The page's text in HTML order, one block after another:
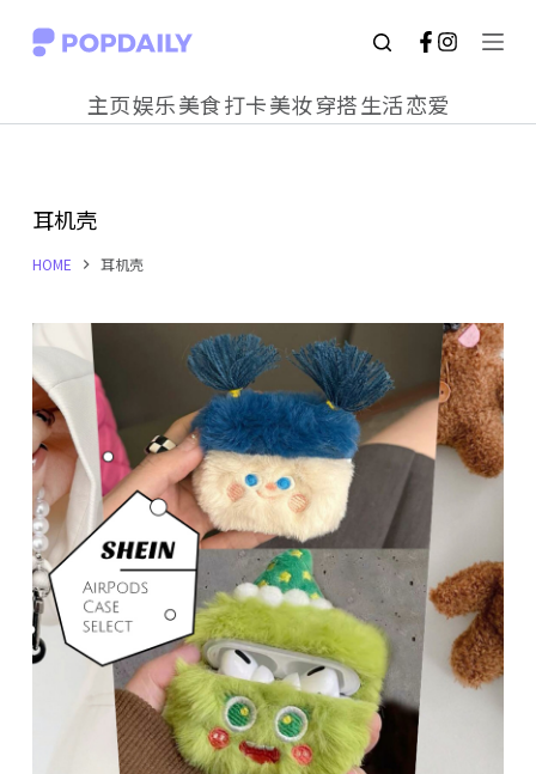
S
o
c
n
t
e
n
主页娱乐美食打卡美妆穿搭生活恋爱
耳机壳
HOME 耳机壳